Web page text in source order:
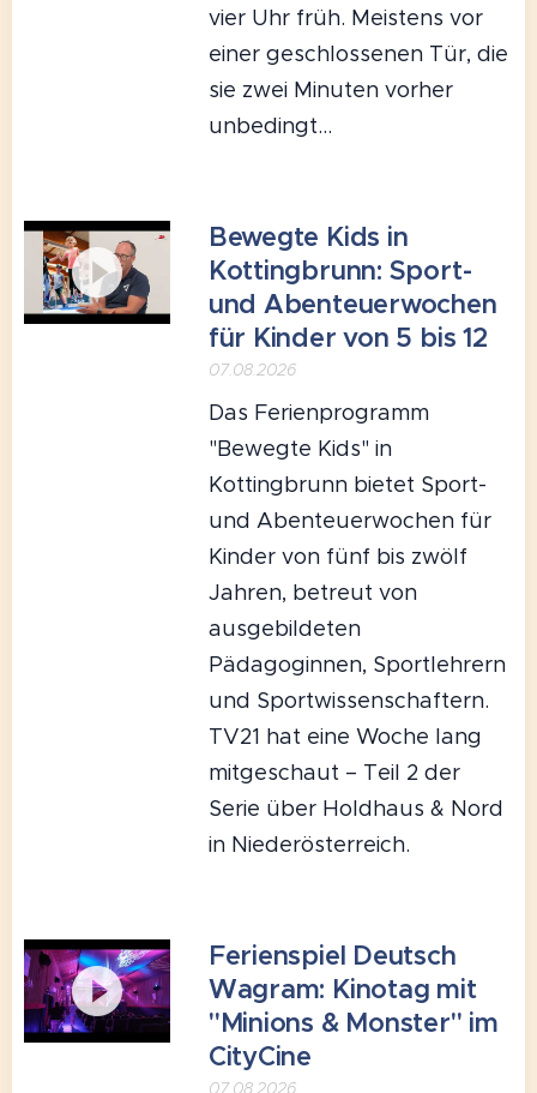
vier Uhr früh. Meistens vor
einer geschlossenen Tür, die
sie zwei Minuten vorher
unbedingt...
Bewegte Kids in
Kottingbrunn: Sport-
und Abenteuerwochen
für Kinder von 5 bis 12
07.08.2026
Das Ferienprogramm
"Bewegte Kids" in
Kottingbrunn bietet Sport-
und Abenteuerwochen für
Kinder von fünf bis zwölf
Jahren, betreut von
ausgebildeten
Pädagoginnen, Sportlehrern
und Sportwissenschaftern.
TV21 hat eine Woche lang
mitgeschaut – Teil 2 der
Serie über Holdhaus & Nord
in Niederösterreich.
Ferienspiel Deutsch
Wagram: Kinotag mit
"Minions & Monster" im
CityCine
07.08.2026